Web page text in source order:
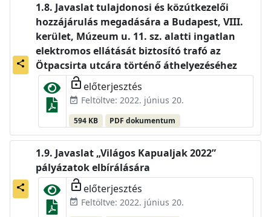
share
Javaslat tulajdonosi és közútkezelői
hozzájárulás megadására a Budapest, VIII.
kerület, Múzeum u. 11. sz. alatti ingatlan
elektromos ellátását biztosító trafó az
Ötpacsirta utcára történő áthelyezéséhez
lock_open előterjesztés
event_available Feltöltve: 2022. június 20.
594 KB PDF dokumentum
share
Javaslat „Világos Kapualjak 2022”
pályázatok elbírálására
lock_open előterjesztés
event_available Feltöltve: 2022. június 20.